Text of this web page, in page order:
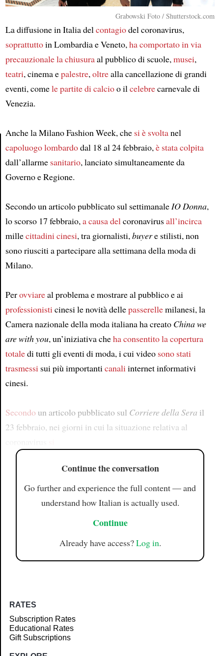
Article
Grabowski Foto / Shutterstock.com
La diffusione in Italia delcontagiodel coronavirus,
soprattuttoin Lombardia e Veneto,ha comportatoin via
precauzionalela chiusuraal pubblico di scuole,musei,
teatri, cinema epalestre,oltrealla cancellazione di grandi
eventi, comele partite di calcioo ilcelebrecarnevale di
Venezia.
Anche la Milano Fashion Week, che si è svoltanel
capoluogolombardodal 18 al 24 febbraio,è stata colpita
dall’allarme sanitario, lanciato simultaneamente da
Governo e Regione.
Secondo un articolo pubblicato sul settimanaleIO Donna,
lo scorso 17 febbraio,a causa delcoronavirusall’incirca
millecittadini cinesi, tra giornalisti,buyere stilisti, non
sono riusciti a partecipare alla settimana della moda di
Milano.
Perovviareal problema e mostrare al pubblico e ai
professionisticinesi le novità dellepasserellemilanesi, la
Camera nazionale della moda italiana ha creato China we
are with you, un’iniziativa cheha consentitola copertura
totaledi tutti gli eventi di moda, i cui video sono stati
trasmessisui più importanticanaliinternet informativi
cinesi.
Secondo un articolo pubblicato sul Corriere della Sera il
23 febbraio, nei giorni in cui la situazione relativa al
Continue the conversation
Go further and experience the full content — and
understand how Italian is actually used.
Continue
Already have access?Log in.
RATES
Subscription Rates
Educational Rates
Gift Subscriptions